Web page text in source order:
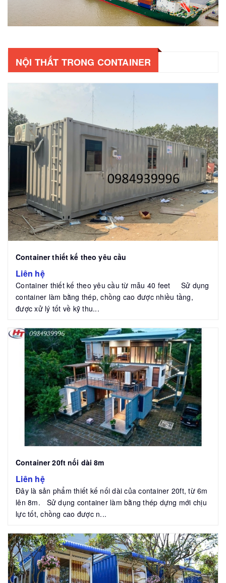
NỘI THẤT TRONG CONTAINER
Container thiết kế theo yêu cầu
Liên hệ
Container thiết kế theo yêu cầu từ mẫu 40 feet Sử dụng
container làm bằng thép, chồng cao được nhiều tầng,
được xử lý tốt về kỹ thu...
Container 20ft nối dài 8m
Liên hệ
Đây là sản phẩm thiết kế nối dài của container 20ft, từ 6m
lên 8m. Sử dụng container làm bằng thép dựng mới chịu
lực tốt, chồng cao được n...